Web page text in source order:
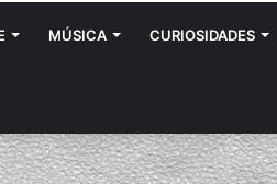
MÚSICA CURIOSIDADES